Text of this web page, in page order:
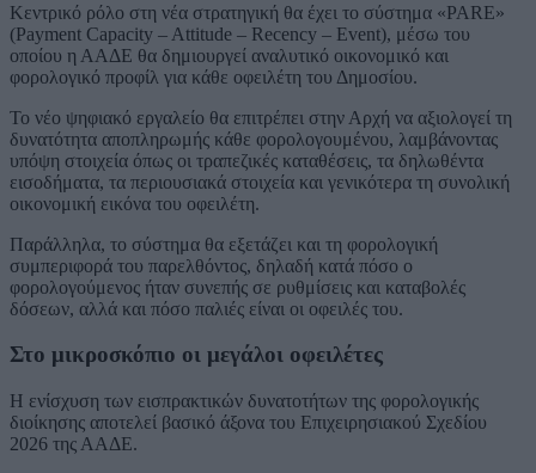
Κεντρικό ρόλο στη νέα στρατηγική θα έχει το σύστημα «PARE»
(Payment Capacity – Attitude – Recency – Event), μέσω του
οποίου η ΑΑΔΕ θα δημιουργεί αναλυτικό οικονομικό και
φορολογικό προφίλ για κάθε οφειλέτη του Δημοσίου.
Το νέο ψηφιακό εργαλείο θα επιτρέπει στην Αρχή να αξιολογεί τη
δυνατότητα αποπληρωμής κάθε φορολογουμένου, λαμβάνοντας
υπόψη στοιχεία όπως οι τραπεζικές καταθέσεις, τα δηλωθέντα
εισοδήματα, τα περιουσιακά στοιχεία και γενικότερα τη συνολική
οικονομική εικόνα του οφειλέτη.
Παράλληλα, το σύστημα θα εξετάζει και τη φορολογική
συμπεριφορά του παρελθόντος, δηλαδή κατά πόσο ο
φορολογούμενος ήταν συνεπής σε ρυθμίσεις και καταβολές
δόσεων, αλλά και πόσο παλιές είναι οι οφειλές του.
Στο μικροσκόπιο οι μεγάλοι οφειλέτες
Η ενίσχυση των εισπρακτικών δυνατοτήτων της φορολογικής
διοίκησης αποτελεί βασικό άξονα του Επιχειρησιακού Σχεδίου
2026 της ΑΑΔΕ.